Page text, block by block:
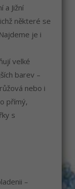
a Jižní
některé se
je i
velké
barev –
nebo i
přímý,
s
–